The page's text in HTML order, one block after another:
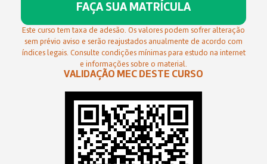
FAÇA SUA MATRÍCULA
Este curso tem taxa de adesão. Os valores podem sofrer alteração
sem prévio aviso e serão reajustados anualmente de acordo com
índices legais. Consulte condições mínimas para estudo na internet
e informações sobre o material.
VALIDAÇÃO MEC DESTE CURSO